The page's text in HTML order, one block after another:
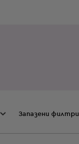
Запазени филтри